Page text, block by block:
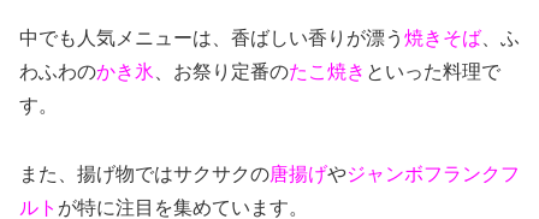
中でも人気メニューは、香ばしい香りが漂う 焼きそば 、ふ
わふわのかき氷 、お祭り定番のたこ焼き といった料理で
す。
また、揚げ物ではサクサクの唐揚げやジャンボフランクフ
ルト が特に注目を集めています。